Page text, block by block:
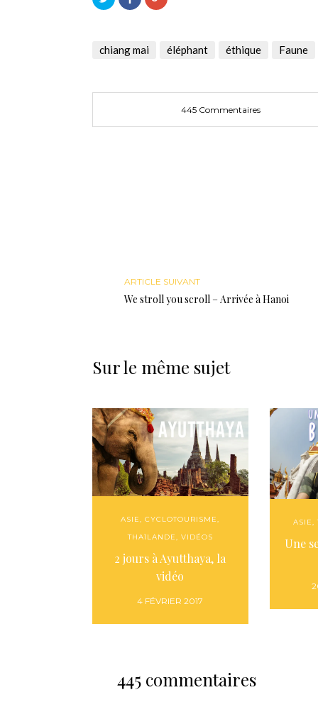
pour
partager
une
nouvelle
pour
partager
une
nouvelle
pour
dans
une
chiang mai éléphant éthique Faune
445 Commentaires
ARTICLE SUIVANT
We stroll you scroll – Arrivée à Hanoi
Sur le même sujet
ASIE,CYCLOTOURISME,
THAÏLANDE, VIDÉOS
2 jours à Ayutthaya, la
vidéo
4 FÉVRIER 2017
ASIE ,
Une
445 commentaires